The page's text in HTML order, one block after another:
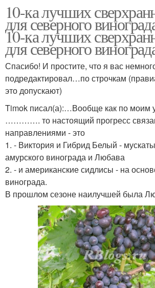
10-ка лучших
для северного
10-ка лучших
для северного
Спасибо! И простите, что я вас
подредактировал…по строчкам
это допускают)
Timok писал(а):…Вообще как по моим
…………. то настоящий прогресс
направлениями - это
1. - Виктория и Гибрид Белый -
амурского винограда и Любава
2. - и американские сидлисы - на
винограда.
В прошлом сезоне наилучшей была